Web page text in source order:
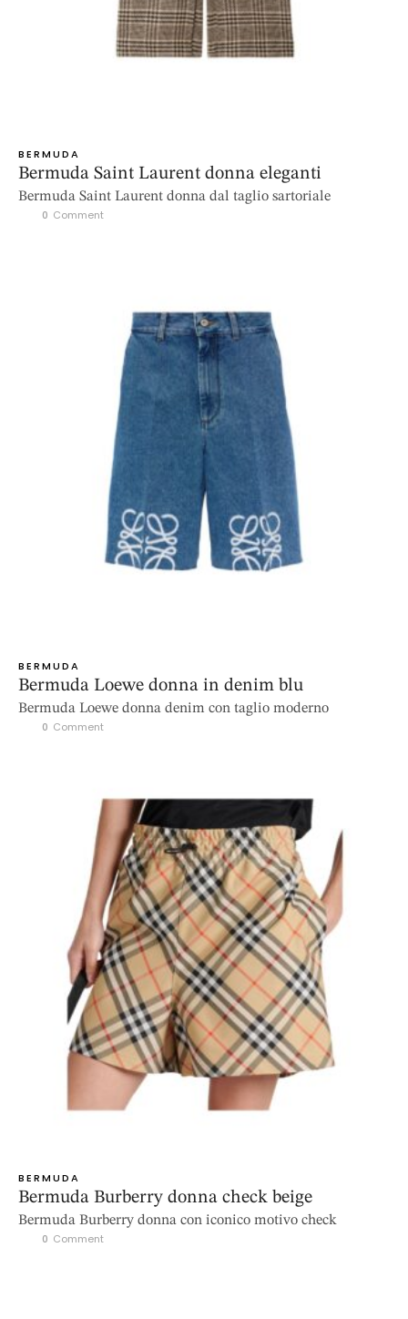
BERMUDA
Bermuda Saint Laurent donna eleganti
Bermuda Saint Laurent donna dal taglio sartoriale
0 Comment
BERMUDA
Bermuda Loewe donna in denim blu
Bermuda Loewe donna denim con taglio moderno
0 Comment
BERMUDA
Bermuda Burberry donna check beige
Bermuda Burberry donna con iconico motivo check
0 Comment